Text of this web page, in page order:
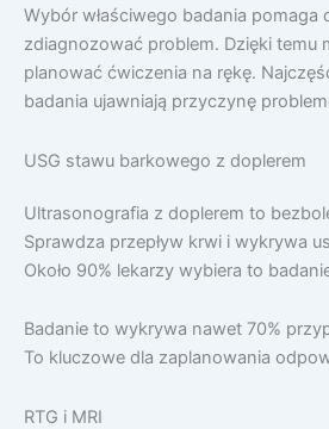
Wybór właściwego badania pomaga
zdiagnozować problem. Dzięki temu
planować ćwiczenia na rękę.
badania ujawniają przyczynę
USG stawu barkowego z doplerem
Ultrasonografia z doplerem to
Sprawdza przepływ krwi i wykrywa
Około 90% lekarzy wybiera to
Badanie to wykrywa nawet 70%
To kluczowe dla zaplanowania
RTG i MRI